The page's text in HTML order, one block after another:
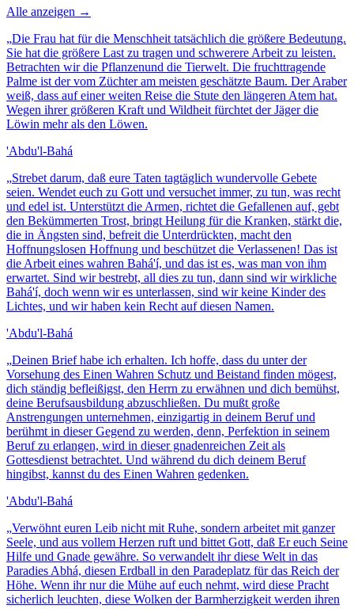
Alle anzeigen →
„Die Frau hat für die Menschheit tatsächlich die größere Bedeutung.
Sie hat die größere Last zu tragen und schwerere Arbeit zu leisten.
Betrachten wir die Pflanzenund die Tierwelt. Die fruchttragende
Palme ist der vom Züchter am meisten geschätzte Baum. Der Araber
weiß, dass auf einer weiten Reise die Stute den längeren Atem hat.
Wegen ihrer größeren Kraft und Wildheit fürchtet der Jäger die
Löwin mehr als den Löwen.
'Abdu'l-Bahá
„Strebet darum, daß eure Taten tagtäglich wundervolle Gebete
seien. Wendet euch zu Gott und versuchet immer, zu tun, was recht
und edel ist. Unterstützt die Armen, richtet die Gefallenen auf, gebt
den Bekümmerten Trost, bringt Heilung für die Kranken, stärkt die,
die in Ängsten sind, befreit die Unterdrückten, macht den
Hoffnungslosen Hoffnung und beschützet die Verlassenen! Das ist
die Arbeit eines wahren Bahá'í, und das ist es, was man von ihm
erwartet. Sind wir bestrebt, all dies zu tun, dann sind wir wirkliche
Bahá'í, doch wenn wir es unterlassen, sind wir keine Kinder des
Lichtes, und wir haben kein Recht auf diesen Namen.
'Abdu'l-Bahá
„Deinen Brief habe ich erhalten. Ich hoffe, dass du unter der
Vorsehung des Einen Wahren Schutz und Beistand finden mögest,
dich ständig befleißigst, den Herrn zu erwähnen und dich bemühst,
deine Berufsausbildung abzuschließen. Du mußt große
Anstrengungen unternehmen, einzigartig in deinem Beruf und
berühmt in dieser Gegend zu werden, denn, Perfektion in seinem
Beruf zu erlangen, wird in dieser gnadenreichen Zeit als
Gottesdienst betrachtet. Und während du dich deinem Beruf
hingibst, kannst du des Einen Wahren gedenken.
'Abdu'l-Bahá
„Verwöhnt euren Leib nicht mit Ruhe, sondern arbeitet mit ganzer
Seele, und aus vollem Herzen ruft und bittet Gott, daß Er euch Seine
Hilfe und Gnade gewähre. So verwandelt ihr diese Welt in das
Paradies Abhá, diesen Erdball in den Paradeplatz für das Reich der
Höhe. Wenn ihr nur die Mühe auf euch nehmt, wird diese Pracht
sicherlich leuchten, diese Wolken der Barmherzigkeit werden ihren